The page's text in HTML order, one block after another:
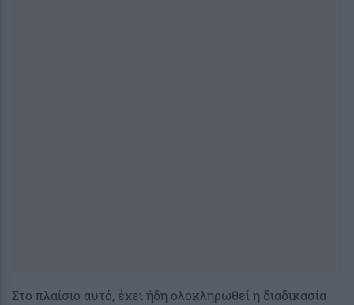
Στο πλαίσιο αυτό, έχει ήδη ολοκληρωθεί η διαδικασία